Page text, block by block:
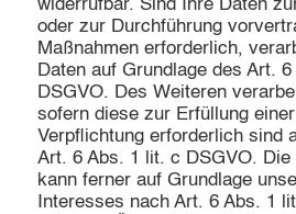
widerrufbar. Sind Ihre Daten
oder zur Durchführung
Maßnahmen erforderlich,
Daten auf Grundlage des Art.
DSGVO. Des Weiteren
sofern diese zur Erfüllung
Verpflichtung erforderlich sind
Art. 6 Abs. 1 lit. c DSGVO. Die
kann ferner auf Grundlage
Interesses nach Art. 6 Abs. 1